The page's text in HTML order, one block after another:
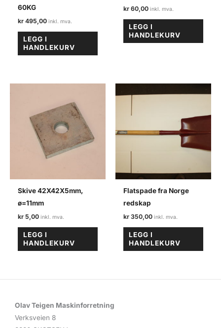
60KG
kr 495,00
LEGG I
HANDLEKURV
kr 60,00
LEGG I
HANDLEKURV
Skive 42X42X5mm,
ø=11mm
kr 5,00
LEGG I
HANDLEKURV
Flatspade fra Norge
redskap
kr 350,00
LEGG I
HANDLEKURV
Olav Teigen Maskinforretning
Verksveien 8